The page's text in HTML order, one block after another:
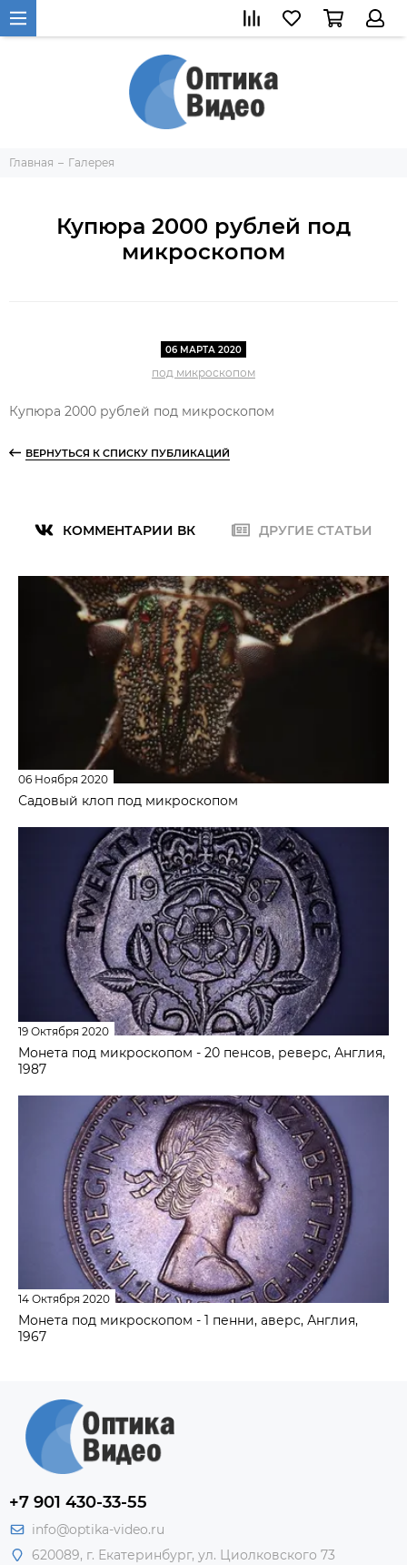
Главная Галерея
Купюра 2000 рублей под
микроскопом
06 МАРТА 2020
под микроскопом
Купюра 2000 рублей под микроскопом
ВЕРНУТЬСЯ К СПИСКУ ПУБЛИКАЦИЙ
КОММЕНТАРИИ ВК ДРУГИЕ СТАТЬИ
06 Ноября 2020
Садовый клоп под микроскопом
19 Октября 2020
Монета под микроскопом - 20 пенсов, реверс, Англия,
1987
14 Октября 2020
Монета под микроскопом - 1 пенни, аверс, Англия,
1967
+7 901 430-33-55
info@optika-video.ru
620089, г. Екатеринбург, ул. Циолковского 73